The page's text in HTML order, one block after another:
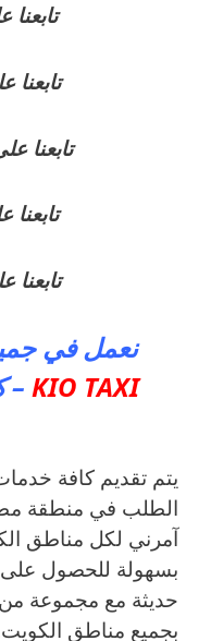
تابعنا
نعمل في
KIO TAXI
–
يتم تقديم كافة
الطلب في منطقة
آمرني لكل مناطق
بسهولة للحصول
حديثة مع مجموعة من
بجميع مناطق